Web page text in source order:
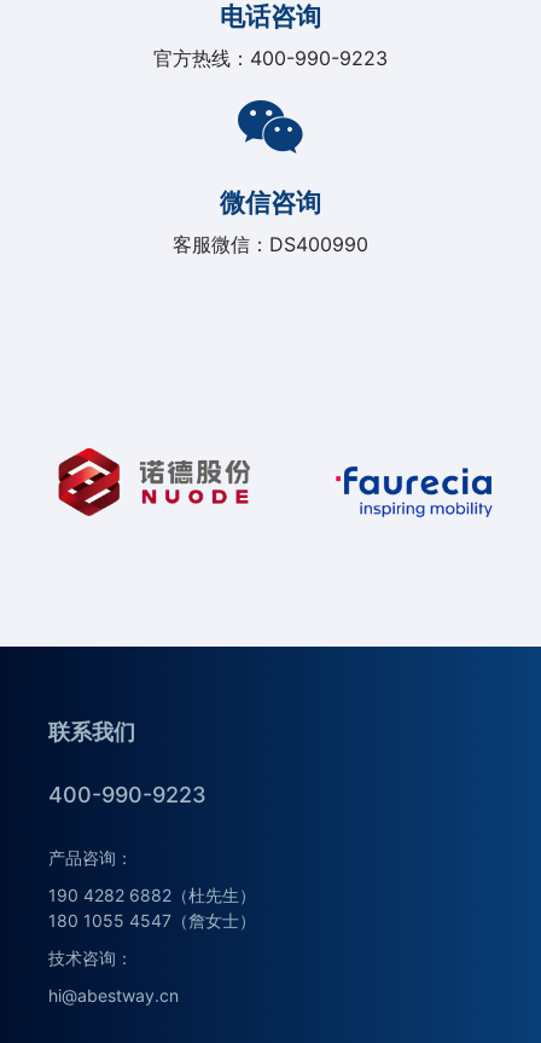
电话咨询
官方热线：400-990-9223
微信咨询
客服微信：DS400990
联系我们
400-990-9223
产品咨询：
190 4282 6882（杜先生）
180 1055 4547（詹女士）
技术咨询：
hi@abestway.cn